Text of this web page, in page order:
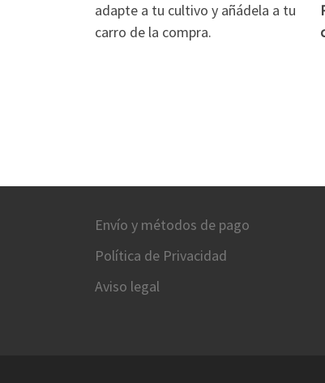
adapte a tu cultivo y añádela a tu
carro de la compra.
Envío y métodos de pago
Política de Privacidad
Aviso legal